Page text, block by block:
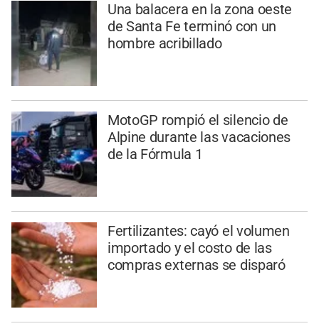
Una balacera en la zona oeste
de Santa Fe terminó con un
hombre acribillado
MotoGP rompió el silencio de
Alpine durante las vacaciones
de la Fórmula 1
Fertilizantes: cayó el volumen
importado y el costo de las
compras externas se disparó